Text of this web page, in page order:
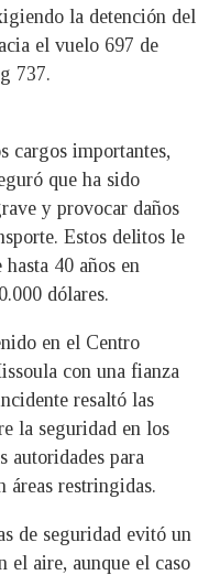
la detención del
el vuelo 697 de
737.
cargos importantes,
que ha sido
y provocar daños
Estos delitos le
40 años en
dólares.
en el Centro
con una fianza
resaltó las
la seguridad en los
autoridades para
áreas restringidas.
de seguridad evitó un
el aire, aunque el caso